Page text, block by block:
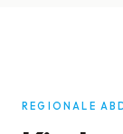
REGIONALE